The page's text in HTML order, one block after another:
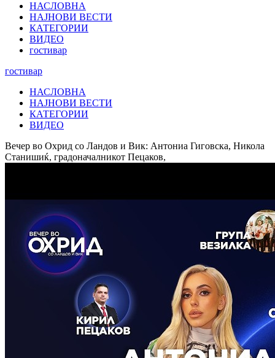
НАСЛОВНА
НАЈНОВИ ВЕСТИ
КАТЕГОРИИ
ВИДЕО
гостивар
гостивар
НАСЛОВНА
НАЈНОВИ ВЕСТИ
КАТЕГОРИИ
ВИДЕО
Вечер во Охрид со Ландов и Вик: Антониа Гиговска, Никола
Станишиќ, градоначалникот Пецаков,